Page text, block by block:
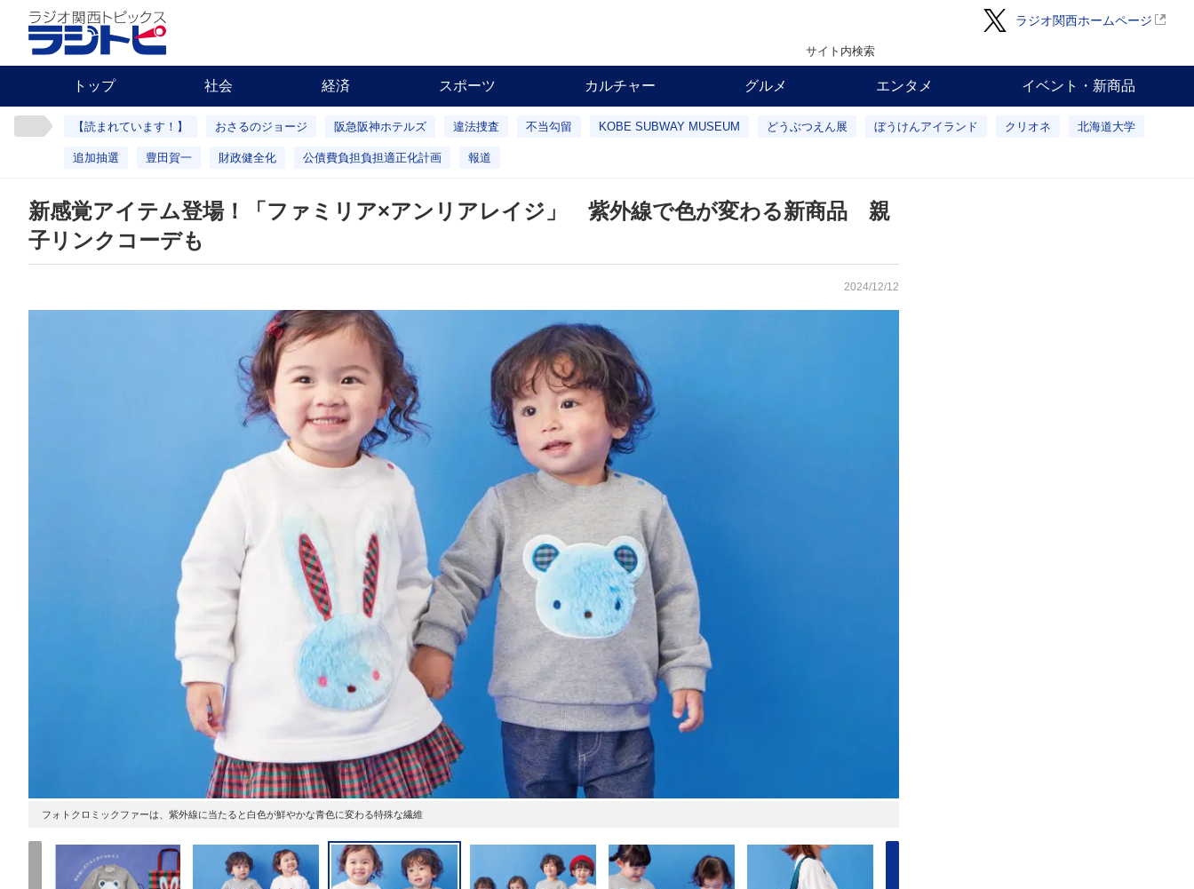
ラジオ関西ホームページ
サイト内検索
トップ 社会 経済 スポーツ カルチャー グルメ エンタメ イベント・新商品
【読まれています！】 おさるのジョージ 阪急阪神ホテルズ 違法捜査 不当勾留 KOBE SUBWAY MUSEUM どうぶつえん展 ぼうけんアイランド クリオネ 北海道大学
追加抽選 豊田賀一 財政健全化 公債費負担負担適正化計画 報道
新感覚アイテム登場！「ファミリア×アンリアレイジ」 紫外線で色が変わる新商品 親
子リンクコーデも
2024/12/12
フォトクロミックファーは、紫外線に当たると白色が鮮やかな青色に変わる特殊な繊維